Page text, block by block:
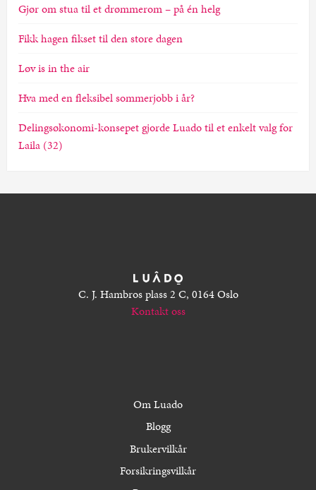
Gjør om stua til et drømmerom – på én helg
Fikk hagen fikset til den store dagen
Løv is in the air
Hva med en fleksibel sommerjobb i år?
Delingsøkonomi-konsepet gjorde Luado til et enkelt valg for
Laila (32)
C. J. Hambros plass 2 C, 0164 Oslo
Kontakt oss
Om Luado
Blogg
Brukervilkår
Forsikringsvilkår